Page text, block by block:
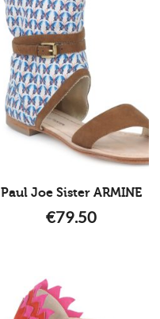
Paul Joe Sister ARMINE
€79.50